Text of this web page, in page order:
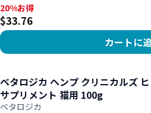
20%お得, $33.76
20%お得
$33.76
カートに
ベタロジカ ヘンプ クリニカルズ
サプリメント 猫用 100g
ベタロジカ